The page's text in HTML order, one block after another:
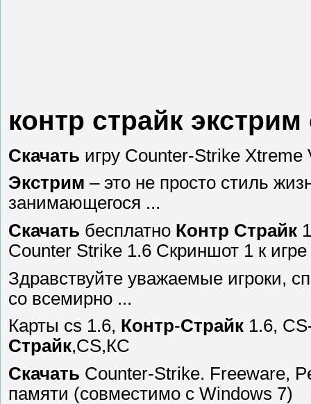
контр страйк экстрим
Скачать игру Counter-Strike Xtreme
Экстрим – это не просто стиль
занимающегося ...
Скачать бесплатно Контр Страйк
Counter Strike 1.6 Скриншот 1 к игре
Здравствуйте уважаемые игроки,
со всемирно ...
Карты cs 1.6, Контр-Страйк 1.6,
Страйк,CS,КС
Скачать Counter-Strike. Freeware,
памяти (совместимо с Windows 7)